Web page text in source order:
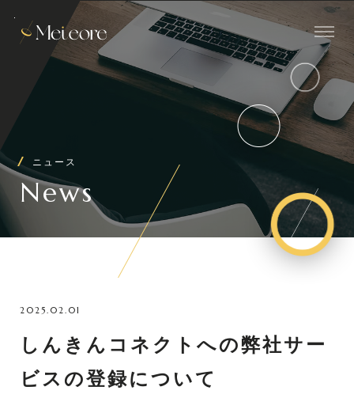
ニュース
News
2025.02.01
しんきんコネクトへの弊社サー
ビスの登録について